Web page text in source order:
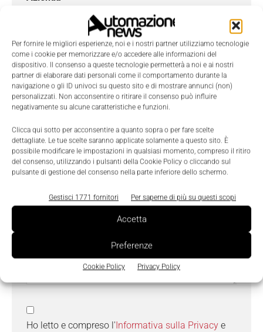
Per fornire le migliori esperienze, noi e i nostri partner utilizziamo tecnologie
come i cookie per memorizzare e/o accedere alle informazioni del
dispositivo. Il consenso a queste tecnologie permetterà a noi e ai nostri
partner di elaborare dati personali come il comportamento durante la
navigazione o gli ID univoci su questo sito e di mostrare annunci (non)
personalizzati. Non acconsentire o ritirare il consenso può influire
negativamente su alcune caratteristiche e funzioni.
Clicca qui sotto per acconsentire a quanto sopra o per fare scelte
dettagliate. Le tue scelte saranno applicate solamente a questo sito. È
possibile modificare le impostazioni in qualsiasi momento, compreso il ritiro
del consenso, utilizzando i pulsanti della Cookie Policy o cliccando sul
pulsante di gestione del consenso nella parte inferiore dello schermo.
Gestisci 1771 fornitori Per saperne di più su questi scopi
Accetta
Preferenze
Cookie Policy Privacy Policy
Telefono
Oggetto
Messaggio *
Ho letto e compreso l'Informativa sulla Privacy e